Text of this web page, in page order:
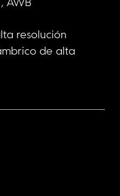
AWB
resolución
de alta